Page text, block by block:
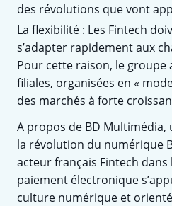
des révolutions que vont
La flexibilité : Les Fintech
s’adapter rapidement aux
Pour cette raison, le groupe
filiales, organisées en «
des marchés à forte
A propos de BD Multimédia,
la révolution du numérique
acteur français Fintech dans
paiement électronique
culture numérique et